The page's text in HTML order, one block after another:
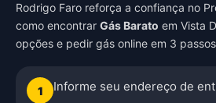
Rodrigo Faro reforça a confiança no
como encontrar Gás Barato em Vista
opções e pedir gás online em 3
1 Informe seu endereço de